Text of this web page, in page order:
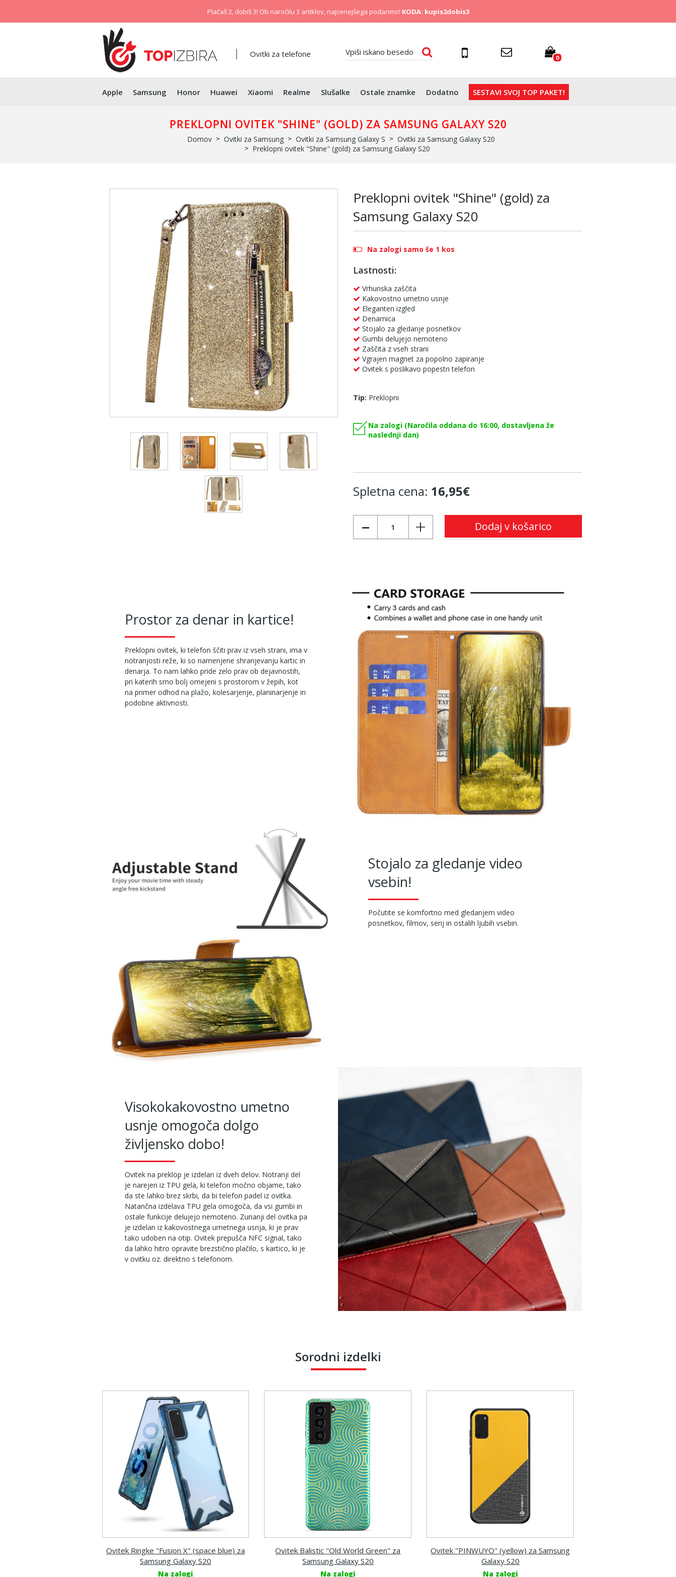
Plačaš 2, dobiš 3! Ob naročilu 3 artiklov, najcenejšega podarimo! KODA: kupis2dobis3
Ovitki za telefone 0
Apple Samsung Honor Huawei Xiaomi Realme Slušalke Ostale znamke Dodatno SESTAVI SVOJ TOP PAKET!
PREKLOPNI OVITEK "SHINE" (GOLD) ZA SAMSUNG GALAXY S20
Domov Ovitki za Samsung Ovitki za Samsung Galaxy S
Ovitki za Samsung Galaxy S20
Preklopni ovitek "Shine" (gold) za Samsung Galaxy S20
Preklopni ovitek "Shine" (gold) za
Samsung Galaxy S20
Na zalogi samo še 1 kos
Lastnosti:
Vrhunska zaščita
Kakovostno umetno usnje
Eleganten izgled
Denarnica
Stojalo za gledanje posnetkov
Gumbi delujejo nemoteno
Zaščita z vseh strani
Vgrajen magnet za popolno zapiranje
Ovitek s poslikavo popestri telefon
Tip: Preklopni
Na zalogi (Naročila oddana do 16:00, dostavljena že
naslednji dan)
Spletna cena: 16,95€
- + Dodaj v košarico
Prostor za denar in kartice!
Preklopni ovitek, ki telefon ščiti prav iz vseh strani, ima v
notranjosti reže, ki so namenjene shranjevanju kartic in
denarja. To nam lahko pride zelo prav ob dejavnostih,
pri katerih smo bolj omejeni s prostorom v žepih, kot
na primer odhod na plažo, kolesarjenje, planinarjenje in
podobne aktivnosti.
Stojalo za gledanje video
vsebin!
Počutite se komfortno med gledanjem video
posnetkov, filmov, serij in ostalih ljubih vsebin.
Visokokakovostno umetno
usnje omogoča dolgo
življensko dobo!
Ovitek na preklop je izdelan iz dveh delov. Notranji del
je narejen iz TPU gela, ki telefon močno objame, tako
da ste lahko brez skrbi, da bi telefon padel iz ovitka.
Natančna izdelava TPU gela omogoča, da vsi gumbi in
ostale funkcije delujejo nemoteno. Zunanji del ovitka pa
je izdelan iz kakovostnega umetnega usnja, ki je prav
tako udoben na otip. Ovitek prepušča NFC signal, tako
da lahko hitro opravite brezstično plačilo, s kartico, ki je
v ovitku oz. direktno s telefonom.
Sorodni izdelki
Ovitek Ringke "Fusion X" (space blue) za
Samsung Galaxy S20
Na zalogi
Ovitek Balistic "Old World Green" za
Samsung Galaxy S20
Na zalogi
Ovitek "PINWUYO" (yellow) za Samsung
Galaxy S20
Na zalogi